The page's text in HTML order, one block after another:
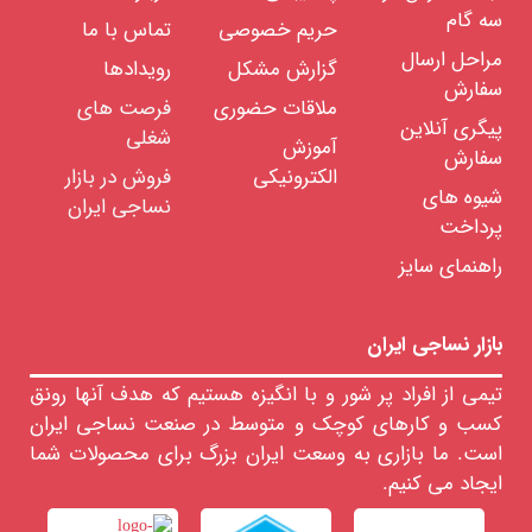
انواع
نخ
رنگرزی
انواع
نخ
فیلامنت
فرشی
انواع
نخ
ترویرا
رنگرزی
تابندگی
نخ
خدمات
آزمایشگاهی
نخ
سه گام
مراحل ارسال
سفارش
پیگری آنلاین
سفارش
شیوه های
پرداخت
راهنمای سایز
حریم خصوصی
گزارش مشکل
ملاقات حضوری
آموزش
الکترونیکی
تماس با ما
رویدادها
فرصت های
شغلی
فروش در بازار
نساجی ایران
بازار نساجی ایران
تیمی از افراد پر شور و با انگیزه هستیم که هدف آنها رونق
کسب و کارهای کوچک و متوسط در صنعت نساجی ایران
است. ما بازاری به وسعت ایران بزرگ برای محصولات شما
ایجاد می کنیم.